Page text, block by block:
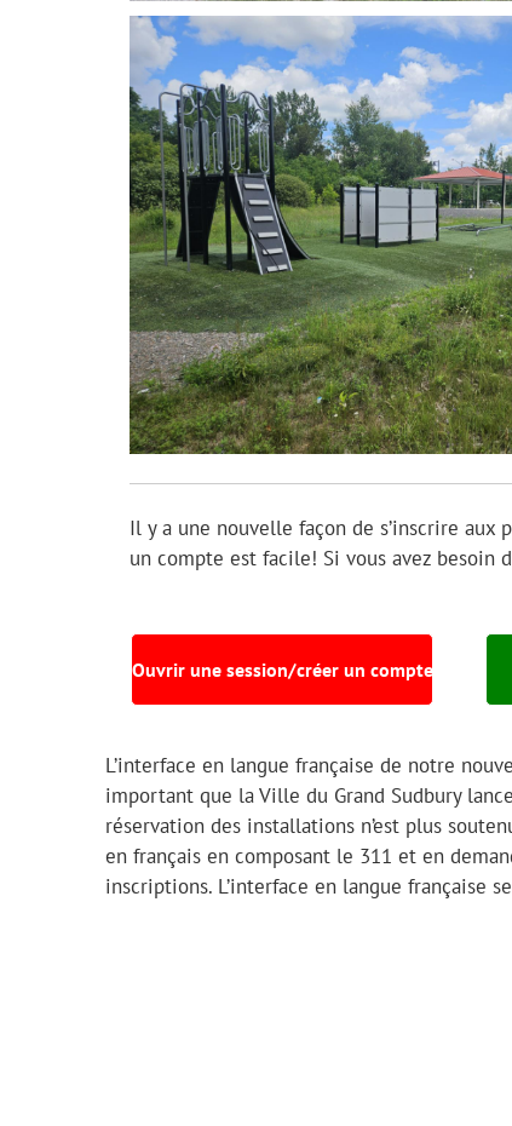
Il y a une nouvelle façon de s’inscrire
un compte est facile! Si vous avez besoin
Ouvrir une session/créer un compte
L’interface en langue française de notre
important que la Ville du Grand Sudbury
réservation des installations n’est plus
en français en composant le 311 et en
inscriptions. L’interface en langue française